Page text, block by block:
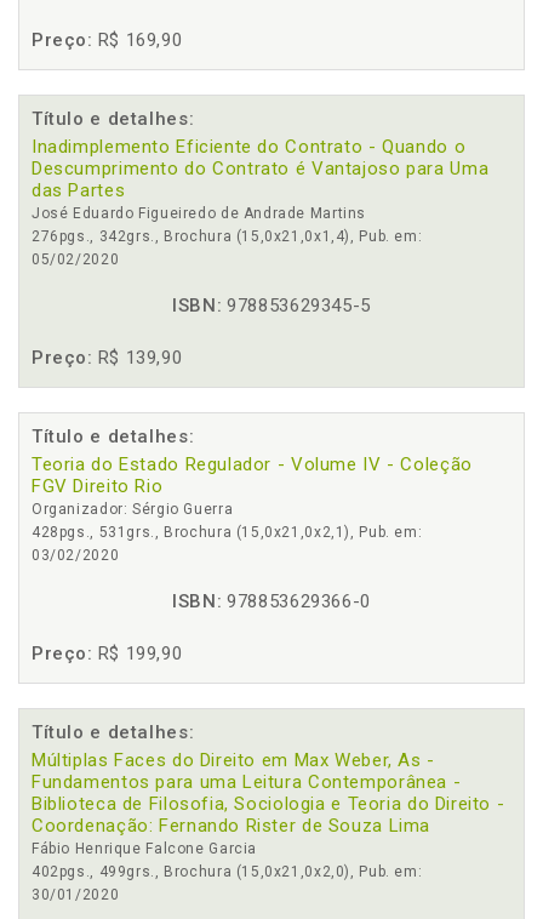
Preço: R$ 169,90
Título e detalhes:
Inadimplemento Eficiente do Contrato - Quando o
Descumprimento do Contrato é Vantajoso para Uma
das Partes
José Eduardo Figueiredo de Andrade Martins
276pgs., 342grs., Brochura (15,0x21,0x1,4), Pub. em:
05/02/2020
ISBN: 978853629345-5
Preço: R$ 139,90
Título e detalhes:
Teoria do Estado Regulador - Volume IV - Coleção
FGV Direito Rio
Organizador: Sérgio Guerra
428pgs., 531grs., Brochura (15,0x21,0x2,1), Pub. em:
03/02/2020
ISBN: 978853629366-0
Preço: R$ 199,90
Título e detalhes:
Múltiplas Faces do Direito em Max Weber, As -
Fundamentos para uma Leitura Contemporânea -
Biblioteca de Filosofia, Sociologia e Teoria do Direito -
Coordenação: Fernando Rister de Souza Lima
Fábio Henrique Falcone Garcia
402pgs., 499grs., Brochura (15,0x21,0x2,0), Pub. em:
30/01/2020